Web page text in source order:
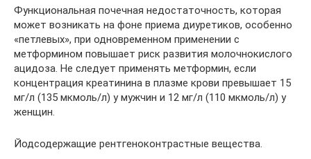
Функциональная почечная недостаточность, которая
может возникать на фоне приема диуретиков, особенно
«петлевых», при одновременном применении с
метформином повышает риск развития молочнокислого
ацидоза. Не следует применять метформин, если
концентрация креатинина в плазме крови превышает 15
мг/л (135 мкмоль/л) у мужчин и 12 мг/л (110 мкмоль/л) у
женщин.
Йодсодержащие рентгеноконтрастные вещества.